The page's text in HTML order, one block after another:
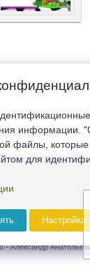
- Александр
информации.
файлы, которые
для
Настройка